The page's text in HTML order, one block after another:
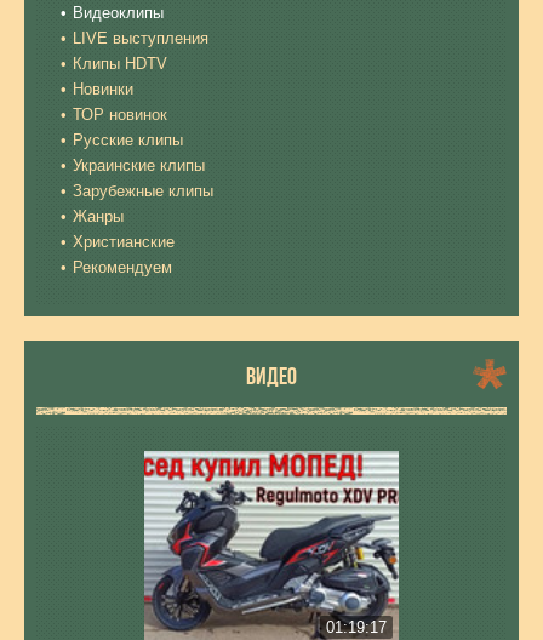
Видеоклипы
LIVE выступления
Клипы HDTV
Новинки
ТОР новинок
Русские клипы
Украинские клипы
Зарубежные клипы
Жанры
Христианские
Рекомендуем
ВИДЕО
01:19:17